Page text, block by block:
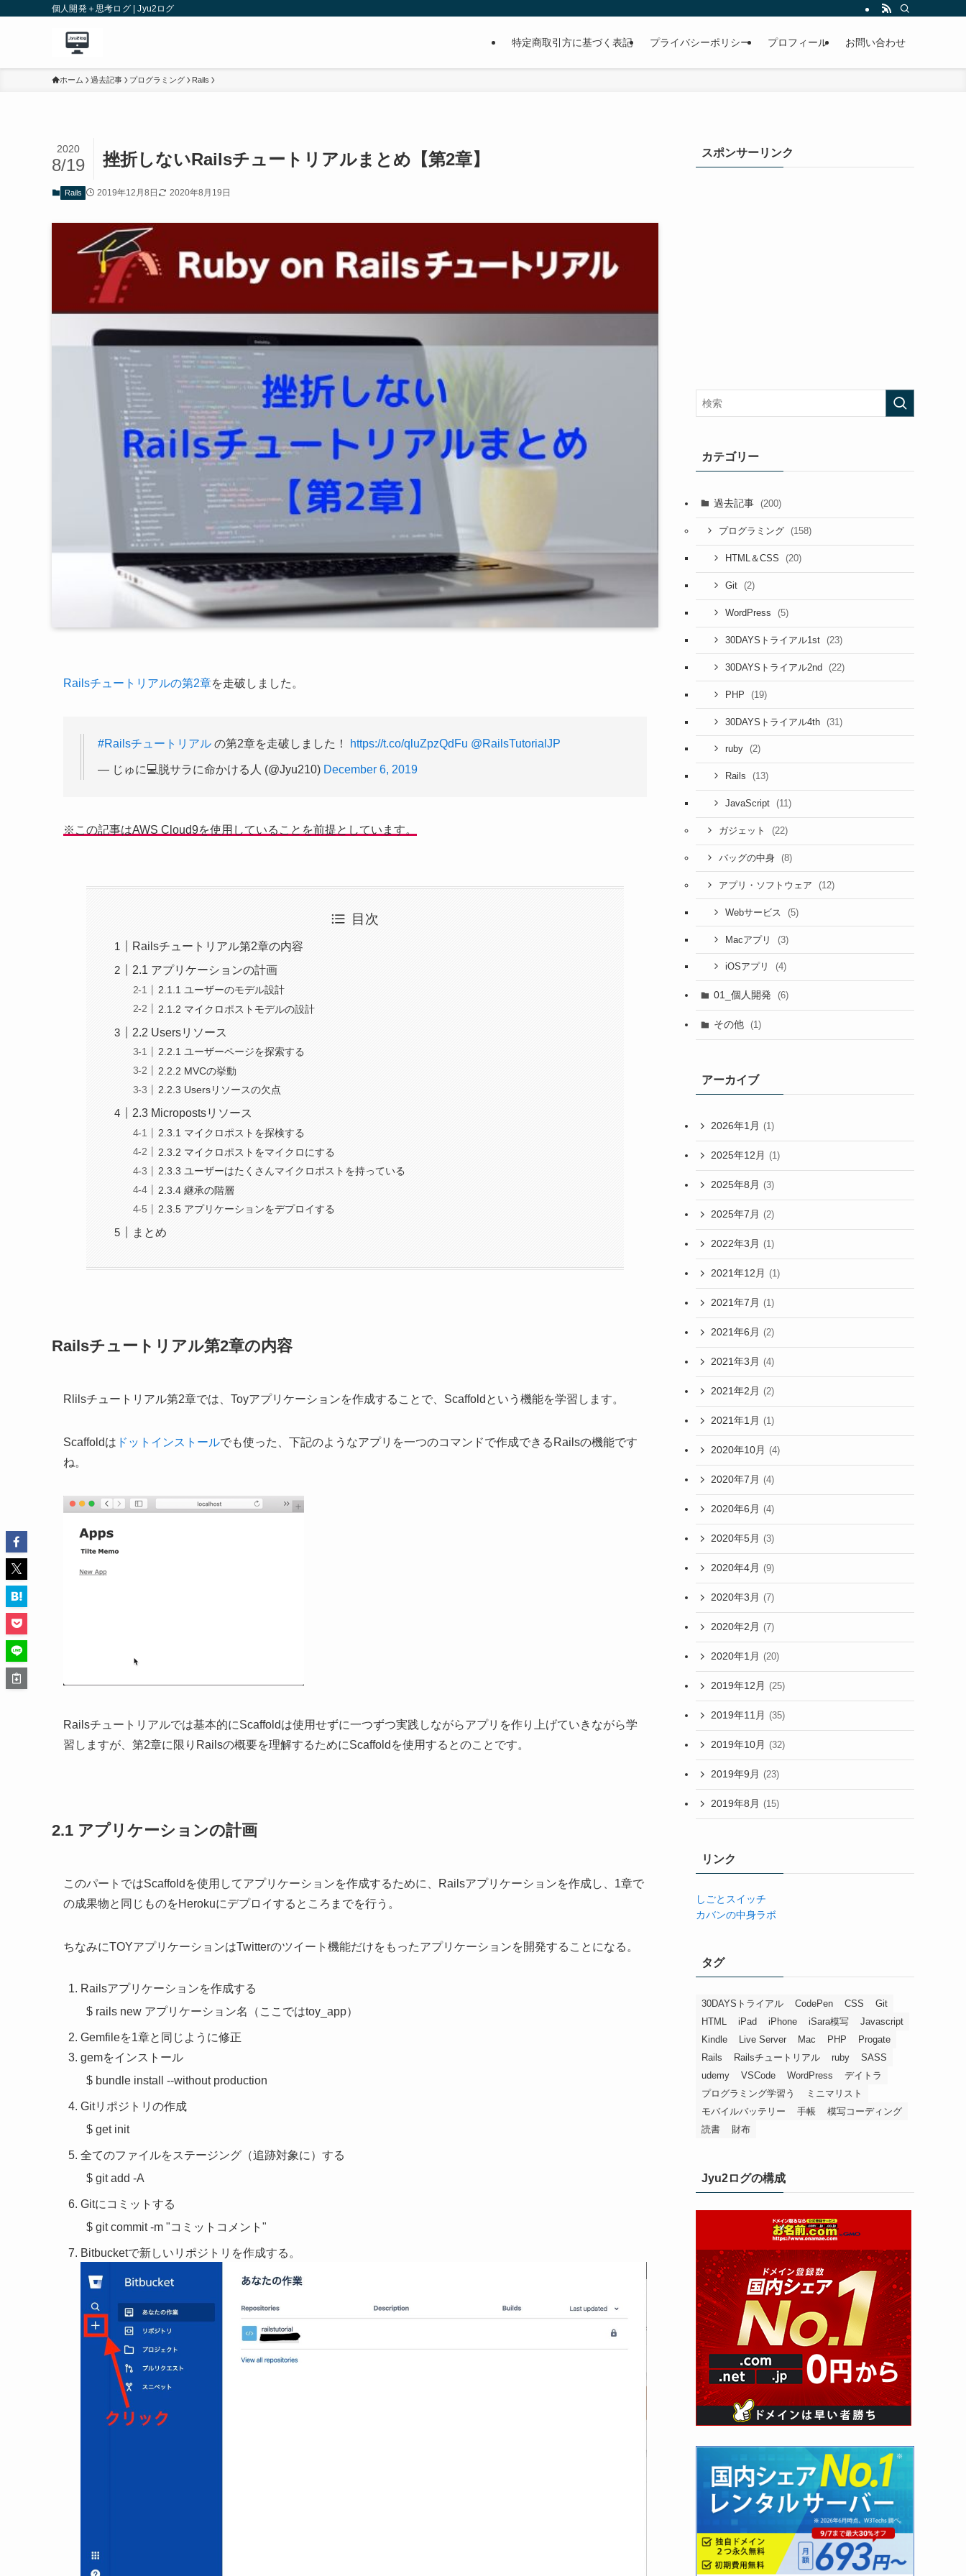
個人開発＋思考ログ | Jyu2ログ
特定商取引方に基づく表記 プライバシーポリシー プロフィール お問い合わせ
ホーム 過去記事 プログラミング Rails
挫折しないRailsチュートリアルまとめ【第2章】
2020
8/19
Rails 2019年12月8日 2020年8月19日
Railsチュートリアルの第2章を走破しました。
#Railsチュートリアル の第2章を走破しました！ https://t.co/qluZpzQdFu @RailsTutorialJP
— じゅに💻脱サラに命かける人 (@Jyu210) December 6, 2019
※この記事はAWS Cloud9を使用していることを前提としています。
目次
Railsチュートリアル第2章の内容
2.1 アプリケーションの計画
2.1.1 ユーザーのモデル設計
2.1.2 マイクロポストモデルの設計
2.2 Usersリソース
2.2.1 ユーザーページを探索する
2.2.2 MVCの挙動
2.2.3 Usersリソースの欠点
2.3 Micropostsリソース
2.3.1 マイクロポストを探検する
2.3.2 マイクロポストをマイクロにする
2.3.3 ユーザーはたくさんマイクロポストを持っている
2.3.4 継承の階層
2.3.5 アプリケーションをデプロイする
まとめ
Railsチュートリアル第2章の内容
Rlilsチュートリアル第2章では、Toyアプリケーションを作成することで、Scaffoldという機能を学習します。
Scaffoldは ドットインストールでも使った、下記のようなアプリを一つのコマンドで作成できるRailsの機能です
ね。
Railsチュートリアルでは基本的にScaffoldは使用せずに一つずつ実践しながらアプリを作り上げていきながら学
習しますが、第2章に限りRailsの概要を理解するためにScaffoldを使用するとのことです。
2.1 アプリケーションの計画
このパートではScaffoldを使用してアプリケーションを作成するために、Railsアプリケーションを作成し、1章で
の成果物と同じものをHerokuにデプロイするところまでを行う。
ちなみにTOYアプリケーションはTwitterのツイート機能だけをもったアプリケーションを開発することになる。
Railsアプリケーションを作成する
$ rails new アプリケーション名（ここではtoy_app）
Gemfileを1章と同じように修正
gemをインストール
$ bundle install --without production
Gitリポジトリの作成
$ get init
全てのファイルをステージング（追跡対象に）する
$ git add -A
Gitにコミットする
$ git commit -m "コミットコメント"
Bitbucketで新しいリポジトリを作成する。
スポンサーリンク
カテゴリー
過去記事 (200)
プログラミング (158)
HTML＆CSS (20)
Git (2)
WordPress (5)
30DAYSトライアル1st (23)
30DAYSトライアル2nd (22)
PHP (19)
30DAYSトライアル4th (31)
ruby (2)
Rails (13)
JavaScript (11)
ガジェット (22)
バッグの中身 (8)
アプリ・ソフトウェア (12)
Webサービス (5)
Macアプリ (3)
iOSアプリ (4)
01_個人開発 (6)
その他 (1)
アーカイブ
2026年1月 (1)
2025年12月 (1)
2025年8月 (3)
2025年7月 (2)
2022年3月 (1)
2021年12月 (1)
2021年7月 (1)
2021年6月 (2)
2021年3月 (4)
2021年2月 (2)
2021年1月 (1)
2020年10月 (4)
2020年7月 (4)
2020年6月 (4)
2020年5月 (3)
2020年4月 (9)
2020年3月 (7)
2020年2月 (7)
2020年1月 (20)
2019年12月 (25)
2019年11月 (35)
2019年10月 (32)
2019年9月 (23)
2019年8月 (15)
リンク
しごとスイッチ
カバンの中身ラボ
タグ
30DAYSトライアル CodePen CSS
Git
HTML
iPad iPhone iSara模写
Javascript
Kindle
Live Server Mac PHP
Progate
Rails
Railsチュートリアル ruby
SASS
udemy
VSCode WordPress
デイトラ
プログラミング学習う
ミニマリスト
モバイルバッテリー
手帳
模写コーディング
読書
財布
Jyu2ログの構成